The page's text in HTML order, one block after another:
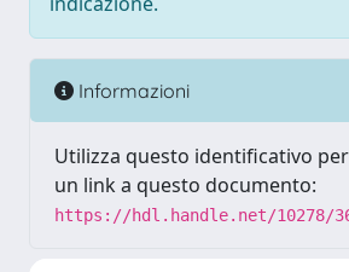
Informazioni
Utilizza questo identificativo
un link a questo documento:
https://hdl.handle.net/10278/